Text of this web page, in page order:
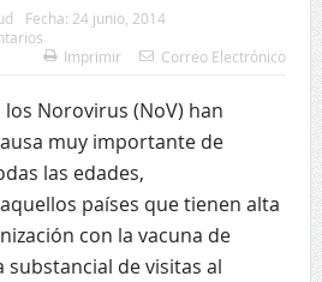
Fecha: 24 junio, 2014
Imprimir
Correo Electrónico
Norovirus (NoV) han
muy importante de
las edades,
países que tienen alta
con la vacuna de
substancial de visitas al